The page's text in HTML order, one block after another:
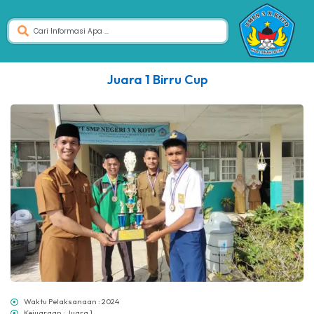
Juara 1 Birru Cup
Waktu Pelaksanaan : 2024